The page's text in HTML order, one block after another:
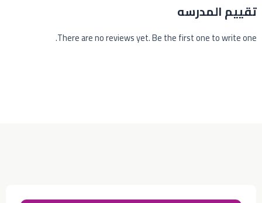
تقييم المدرسه
There are no reviews yet. Be the first one to write one.